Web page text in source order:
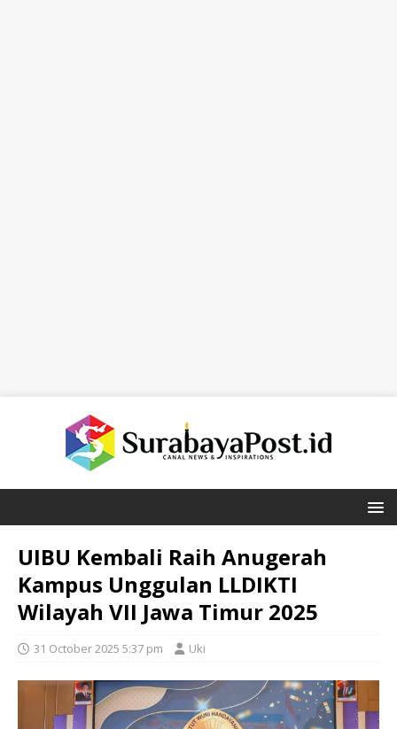
UIBU Kembali Raih Anugerah
Kampus Unggulan LLDIKTI
Wilayah VII Jawa Timur 2025
31 October 2025 5:37 pm Uki